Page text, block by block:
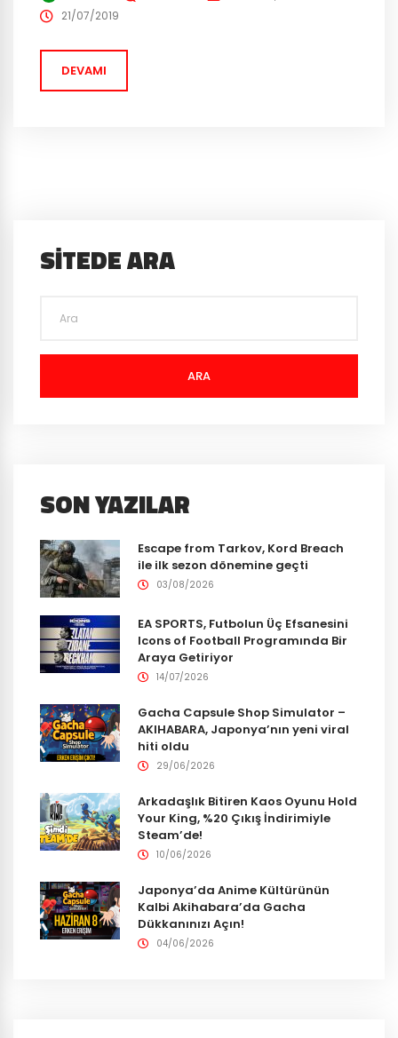
duyurduğunda oynaması beklenen oyuncular çok ses
görünüşleri oyundakine çok benzerlik gösteriyor.
Fragman...
21/07/2019
DEVAMI
SITEDE ARA
ARA
SON YAZILAR
Escape from Tarkov, Kord Breach
ile ilk sezon dönemine geçti
03/08/2026
EA SPORTS, Futbolun Üç Efsanesini
Icons of Football Programında Bir
Araya Getiriyor
14/07/2026
Gacha Capsule Shop Simulator –
AKIHABARA, Japonya’nın yeni viral
hiti oldu
29/06/2026
Arkadaşlık Bitiren Kaos Oyunu Hold
Your King, %20 Çıkış İndirimiyle
Steam’de!
10/06/2026
Japonya’da Anime Kültürünün
Kalbi Akihabara’da Gacha
Dükkanınızı Açın!
04/06/2026